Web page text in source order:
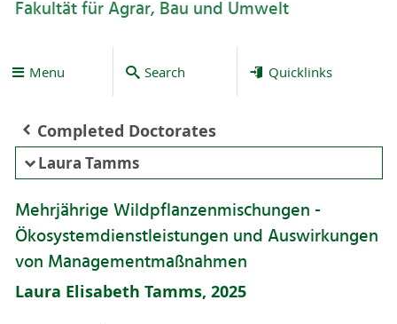
Fakultät für Agrar, Bau und Umwelt
Menu Search Quicklinks
Completed Doctorates
Laura Tamms
Mehrjährige Wildpflanzenmischungen -
Ökosystemdienstleistungen und Auswirkungen
von Managementmaßnahmen
Laura Elisabeth Tamms, 2025